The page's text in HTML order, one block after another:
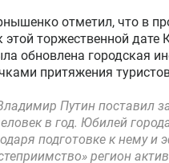
отметил, что в
этой торжественной
обновлена городская
притяжения
Путин поставил
в год. Юбилей
подготовке к нему
регион